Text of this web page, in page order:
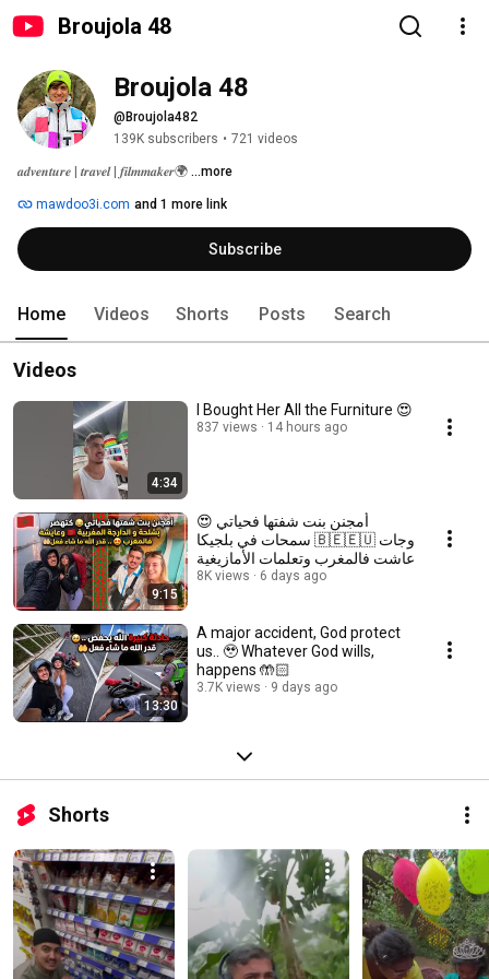
Broujola 48
Broujola 48
@Broujola482
139K subscribers • 721 videos
𝒂𝒅𝒗𝒆𝒏𝒕𝒖𝒓𝒆 | 𝒕𝒓𝒂𝒗𝒆𝒍 | 𝒇𝒊𝒍𝒎𝒎𝒂𝒌𝒆𝒓🌍 ...more
mawdoo3i.com and 1 more link
Subscribe
Home Videos Shorts Posts Search
Videos
4:34
I Bought Her All the Furniture 😍
837 views 14 hours ago
9:15
أمجنن بنت شفتها فحياتي 😍
سمحات في بلجيكا 🇧🇪🇪🇺 وجات
عاشت فالمغرب وتعلمات الأمازيغية
8K views 6 days ago
13:30
A major accident, God protect
us.. 🥹 Whatever God wills,
happens 🤲🏻
3.7K views 9 days ago
Shorts